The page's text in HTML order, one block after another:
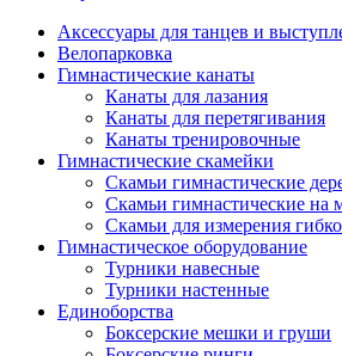
Аксессуары для танцев и
Велопарковка
Гимнастические канаты
Канаты для лазания
Канаты для перетягивания
Канаты тренировочные
Гимнастические скамейки
Скамьи гимнастические
Скамьи гимнастические на
Скамьи для измерения
Гимнастическое оборудование
Турники навесные
Турники настенные
Единоборства
Боксерские мешки и груши